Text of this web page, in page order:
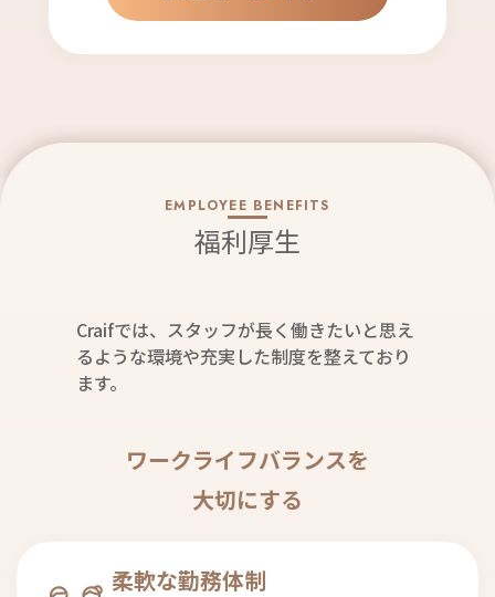
EMPLOYEE BENEFITS
福利厚生
Craifでは、スタッフが長く働きたいと思え
るような環境や充実した制度を整えており
ます。
ワークライフバランスを
大切にする
柔軟な勤務体制